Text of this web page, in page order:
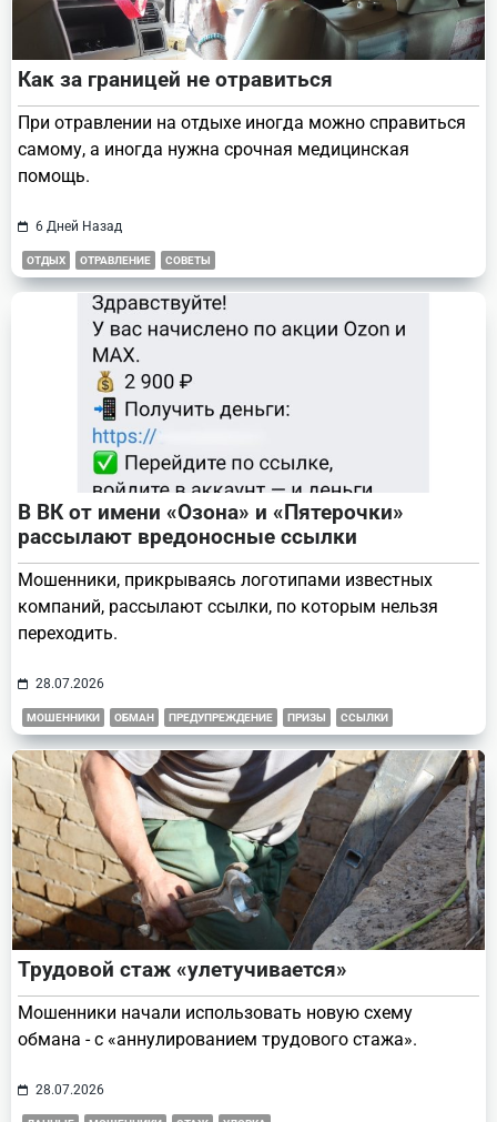
Как за границей не отравиться
При отравлении на отдыхе иногда можно справиться
самому, а иногда нужна срочная медицинская
помощь.
6 Дней Назад
ОТДЫХ ОТРАВЛЕНИЕ СОВЕТЫ
В ВК от имени «Озона» и «Пятерочки»
рассылают вредоносные ссылки
Мошенники, прикрываясь логотипами известных
компаний, рассылают ссылки, по которым нельзя
переходить.
28.07.2026
МОШЕННИКИ ОБМАН ПРЕДУПРЕЖДЕНИЕ ПРИЗЫ ССЫЛКИ
Трудовой стаж «улетучивается»
Мошенники начали использовать новую схему
обмана - с «аннулированием трудового стажа».
28.07.2026